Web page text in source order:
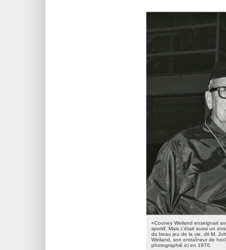
«Cooney Weiland enseignait
sportif. Mais c’était aussi un
du beau jeu de la vie, dit M.
Weiland, son entraîneur de
photographié ici en 1970.